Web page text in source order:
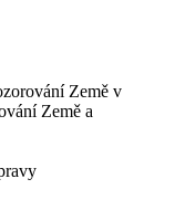
Země v
Země a